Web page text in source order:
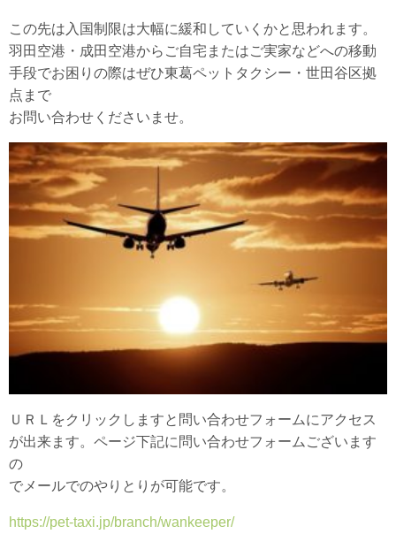
この先は入国制限は大幅に緩和していくかと思われます。
羽田空港・成田空港からご自宅またはご実家などへの移動
手段でお困りの際はぜひ東葛ペットタクシー・世田谷区拠
点まで
お問い合わせくださいませ。
ＵＲＬをクリックしますと問い合わせフォームにアクセス
が出来ます。ページ下記に問い合わせフォームございます
の
でメールでのやりとりが可能です。
https://pet-taxi.jp/branch/wankeeper/